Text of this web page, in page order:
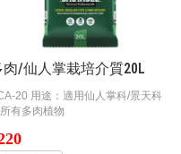
肉/仙人掌栽培介質20L
20 用途：適用仙人掌科/景天科
有多肉植物